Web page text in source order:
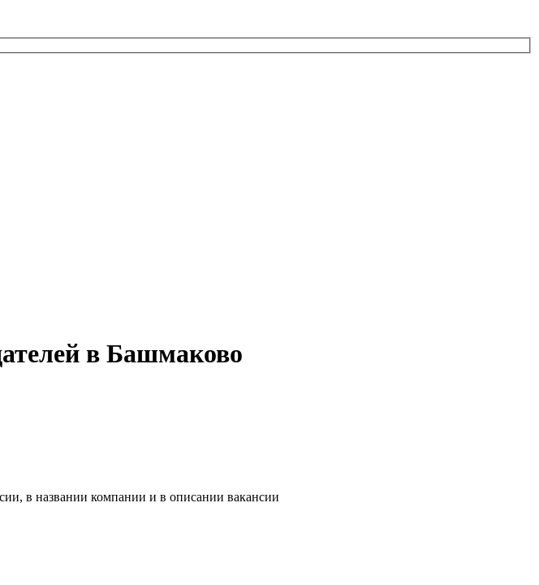
в Башмаково
в названии компании и в описании вакансии